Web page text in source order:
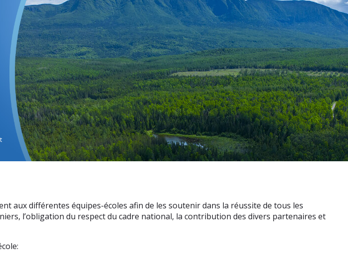
aux différentes équipes-écoles afin de les soutenir dans la réussite de tous les
l’obligation du respect du cadre national, la contribution des divers partenaires et